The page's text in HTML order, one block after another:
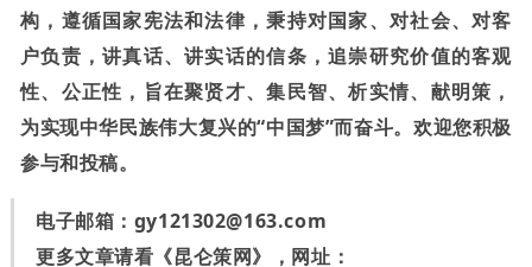
构，遵循国家宪法和法律，秉持对国家、对社会、对客
户负责，讲真话、讲实话的信条，追崇研究价值的客观
性、公正性，旨在聚贤才、集民智、析实情、献明策，
为实现中华民族伟大复兴的“中国梦”而奋斗。欢迎您积极
参与和投稿。
电子邮箱： gy121302@163.com
更多文章请看《昆仑策网》，网址：